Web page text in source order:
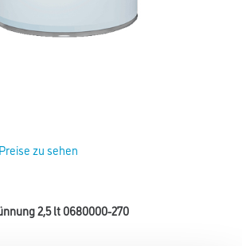
zu sehen
2,5 lt 0680000-270